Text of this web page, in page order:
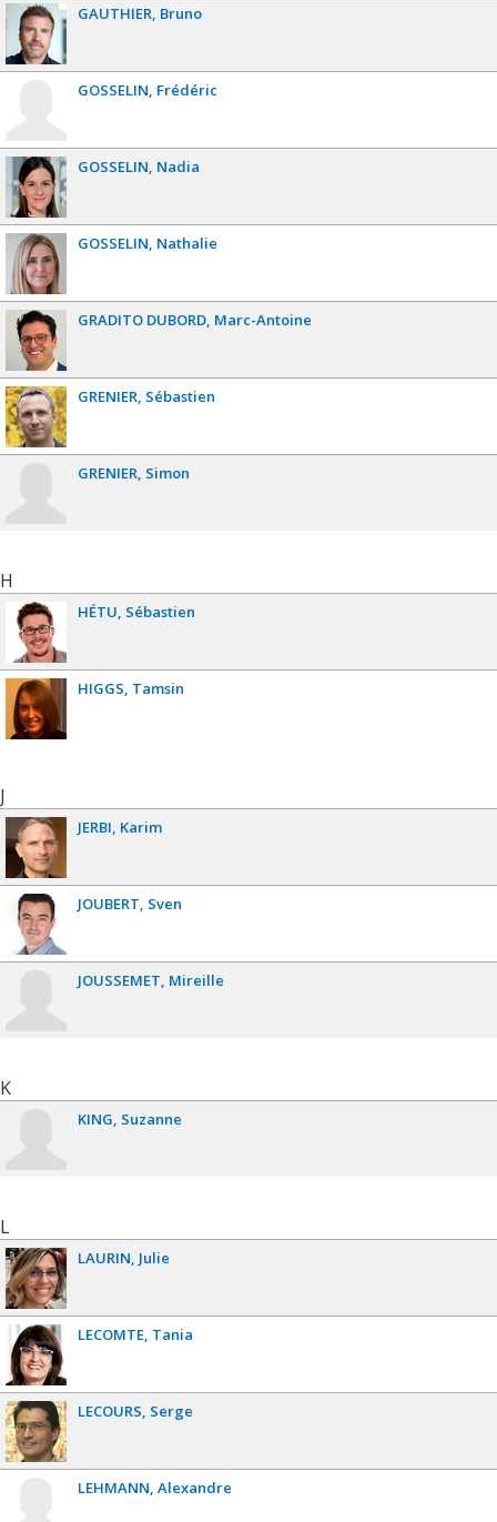
GAUTHIER Bruno
GOSSELIN Frédéric
GOSSELIN Nadia
GOSSELIN Nathalie
GRADITO DUBORD Marc-Antoine
GRENIER Sébastien
GRENIER Simon
H
HÉTU Sébastien
HIGGS Tamsin
J
JERBI Karim
JOUBERT Sven
JOUSSEMET Mireille
K
KING Suzanne
L
LAURIN Julie
LECOMTE Tania
LECOURS Serge
LEHMANN Alexandre